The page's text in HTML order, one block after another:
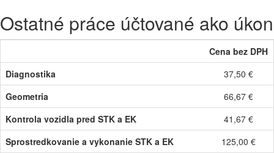
Ostatné práce účtované ako úkon
Cena bez DPH
Diagnostika
37,50 €
Geometria
66,67 €
Kontrola vozidla pred STK a EK
41,67 €
Sprostredkovanie a vykonanie STK a EK
125,00 €